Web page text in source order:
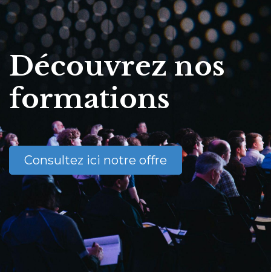
Découvrez nos
formations
Consultez ici notre offre